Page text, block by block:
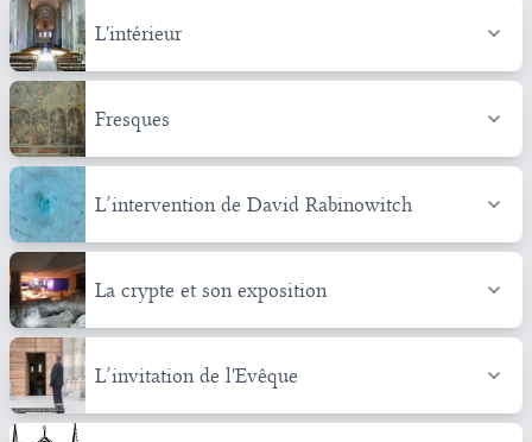
L'intérieur
Fresques
L’intervention de David Rabinowitch
La crypte et son exposition
L’invitation de l'Evêque